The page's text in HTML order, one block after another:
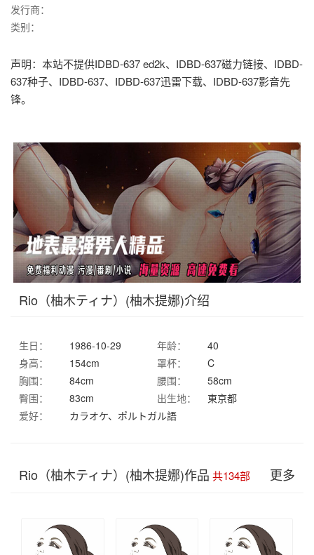
发行商：
类别：
声明：本站不提供IDBD-637 ed2k、IDBD-637磁力链接、IDBD-
637种子、IDBD-637、IDBD-637迅雷下载、IDBD-637影音先
锋。
Rio（柚木ティナ）(柚木提娜)介绍
生日： 1986-10-29 年龄：
40
身高：
154cm 罩杯：
C
胸围：
84cm 腰围：
58cm
臀围：
83cm 出生地：
東京都
爱好：
カラオケ、ポルトガル語
更多
Rio（柚木ティナ）(柚木提娜)作品 共134部